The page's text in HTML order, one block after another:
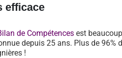
efficace
de Compétences est
depuis 25 ans. Plus de 96%
!